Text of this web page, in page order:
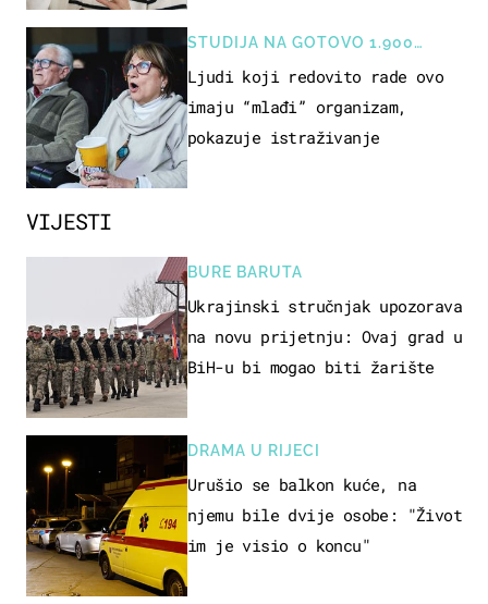
VIJESTI
BURE BARUTA
Ukrajinski stručnjak upozorava
na novu prijetnju: Ovaj grad u
BiH-u bi mogao biti žarište
DRAMA U RIJECI
Urušio se balkon kuće, na
njemu bile dvije osobe: "Život
im je visio o koncu"
STUDIJA NA GOTOVO 1.900
OSOBA
Ljudi koji redovito rade ovo
imaju “mlađi” organizam,
pokazuje istraživanje